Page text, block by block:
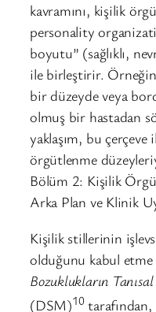
kavramını, kişilik
personality
boyutu” (sağlıklı,
ile birleştirir.
bir düzeyde veya
olmuş bir hastadan
yaklaşım, bu
örgütlenme
Bölüm 2: Kişilik
Arka Plan ve Klinik
Kişilik stillerinin
olduğunu kabul etme
Bozuklukların
(DSM)10